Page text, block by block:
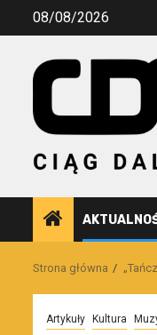
Przejdź08/08/2026
Strona główna
Artykuły Kultura